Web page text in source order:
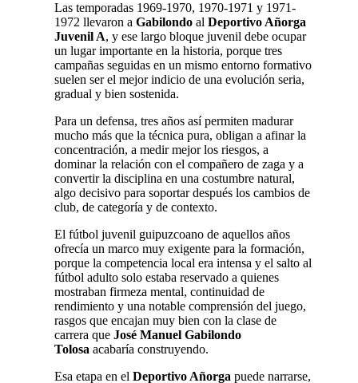
Las temporadas 1969-1970, 1970-1971 y 1971-
1972 llevaron a Gabilondo al Deportivo Añorga
Juvenil A, y ese largo bloque juvenil debe ocupar
un lugar importante en la historia, porque tres
campañas seguidas en un mismo entorno formativo
suelen ser el mejor indicio de una evolución seria,
gradual y bien sostenida.
Para un defensa, tres años así permiten madurar
mucho más que la técnica pura, obligan a afinar la
concentración, a medir mejor los riesgos, a
dominar la relación con el compañero de zaga y a
convertir la disciplina en una costumbre natural,
algo decisivo para soportar después los cambios de
club, de categoría y de contexto.
El fútbol juvenil guipuzcoano de aquellos años
ofrecía un marco muy exigente para la formación,
porque la competencia local era intensa y el salto al
fútbol adulto solo estaba reservado a quienes
mostraban firmeza mental, continuidad de
rendimiento y una notable comprensión del juego,
rasgos que encajan muy bien con la clase de
carrera que José Manuel Gabilondo
Tolosa acabaría construyendo.
Esa etapa en el Deportivo Añorga puede narrarse,